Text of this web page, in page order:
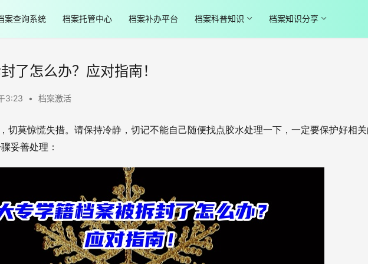
案查询系统 档案托管中心 档案补办平台 档案科普知识 档案知识分享
了怎么办？应对指南！
3:23 • 档案激活
切莫惊慌失措。请保持冷静，切记不能自己随便找点胶水处理一下，一定要保护好相
妥善处理：